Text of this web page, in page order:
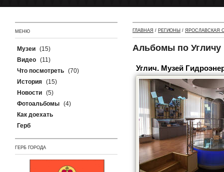
МЕНЮ
Музеи (15)
Видео (11)
Что посмотреть (70)
История (15)
Новости (5)
Фотоальбомы (4)
Как доехать
Герб
ГЕРБ ГОРОДА
ГЛАВНАЯ / РЕГИОНЫ / ЯРОСЛАВСКАЯ
Альбомы по Угличу
Углич. Музей